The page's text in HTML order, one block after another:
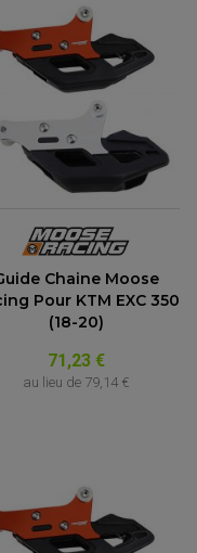
Chaine Moose
Pour KTM EXC 350
(18-20)
71,23 €
au lieu de 79,14 €